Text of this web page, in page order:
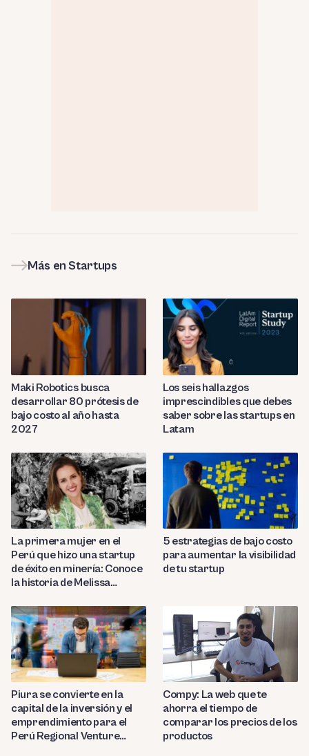
Más en Startups
Maki Robotics busca
desarrollar 80 prótesis de
bajo costo al año hasta
2027
Los seis hallazgos
imprescindibles que debes
saber sobre las startups en
Latam
La primera mujer en el
Perú que hizo una startup
de éxito en minería: Conoce
la historia de Melissa
5 estrategias de bajo costo
para aumentar la visibilidad
de tu startup
Piura se convierte en la
capital de la inversión y el
emprendimiento para el
Perú Regional Venture
Compy: La web que te
ahorra el tiempo de
comparar los precios de los
productos